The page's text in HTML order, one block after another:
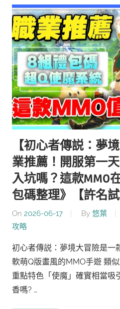
【初心者傳説：夢
業推薦！開服第一
入坑嗎？這款MMO
包碼整理》【許名試
On 2026-06-17 By 悠葉
攻略
初心者傳説：夢境大冒險是一
軟萌Q版畫風的MMO手遊 類
重點特色「使魔」確實相當吸
香嗎? …